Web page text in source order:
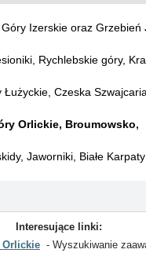
Góry Izerskie oraz Grzebień
Rychlebskie góry,
Łużyckie, Czeska Szwajcaria
Orlickie, Broumowsko,
Jaworniki, Białe Karpaty
Interesujące linki:
Orlickie
Wyszukiwanie